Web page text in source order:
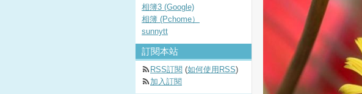
相簿3 (Google)
相簿 (Pchome）
sunnytt
訂閱本站
RSS訂閱 (如何使用RSS)
加入訂閱